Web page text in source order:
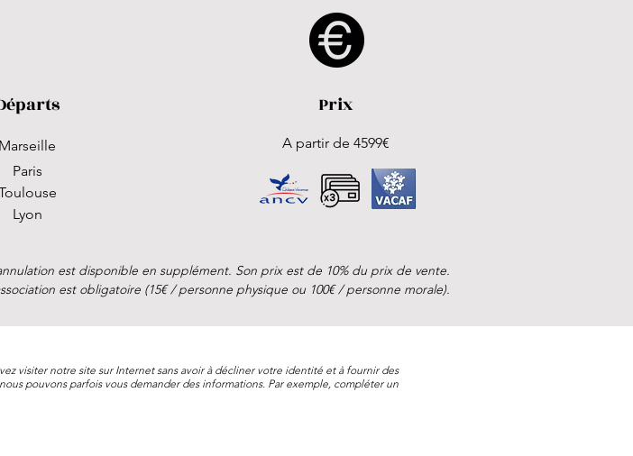
Marseille
Paris
Lyon
Prix
A partir de 4599€
est disponible en supplément. Son prix est de 10% du prix de vente.
est obligatoire (15€ / personne physique ou 100€ / personne morale).
visiter notre site sur Internet sans avoir à décliner votre identité et à fournir des
pouvons parfois vous demander des informations. Par exemple, compléter un